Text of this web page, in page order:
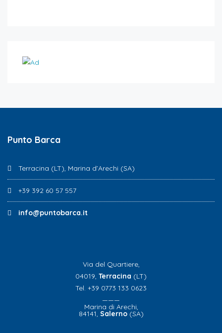
Punto Barca
Terracina (LT), Marina d’Arechi (SA)
+39 392 60 57 557
info@puntobarca.it
Via del Quartiere,
04019, Terracina (LT)
Tel. +39 0773 133 0623
———
Marina di Arechi,
84141, Salerno(SA)